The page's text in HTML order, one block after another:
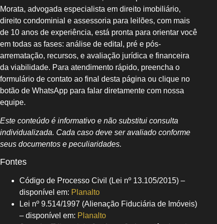
Morata, advogada especialista em direito imobiliário,
direito condominial e assessoria para leilões, com mais
de 10 anos de experiência, está pronta para orientar você
em todas as fases: análise de edital, pré e pós-
arrematação, recursos, e avaliação jurídica e financeira
da viabilidade. Para atendimento rápido, preencha o
formulário de contato ao final desta página ou clique no
botão de WhatsApp para falar diretamente com nossa
equipe.
Este conteúdo é informativo e não substitui consulta
individualizada. Cada caso deve ser avaliado conforme
seus documentos e peculiaridades.
Fontes
Código de Processo Civil (Lei nº 13.105/2015) –
disponível em: Planalto
Lei nº 9.514/1997 (Alienação Fiduciária de Imóveis)
– disponível em: Planalto